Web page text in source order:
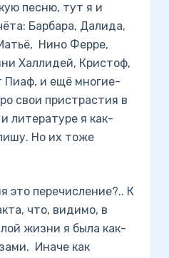
песню, тут я и
Барбара, Далида,
Нино Ферре,
Халлидей, Кристоф,
и ещё многие-
свои пристрастия в
литературе я как-
Но их тоже
это перечисление?.. К
что, видимо, в
жизни я была как-
Иначе как